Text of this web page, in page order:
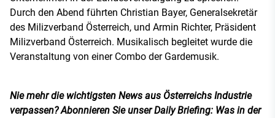
Durch den Abend führten Christian Bayer, Generalsekretär
des Milizverband Österreich, und Armin Richter, Präsident
Milizverband Österreich. Musikalisch begleitet wurde die
Veranstaltung von einer Combo der Gardemusik.
Nie mehr die wichtigsten News aus Österreichs Industrie
verpassen? Abonnieren Sie unser Daily Briefing: Was in der